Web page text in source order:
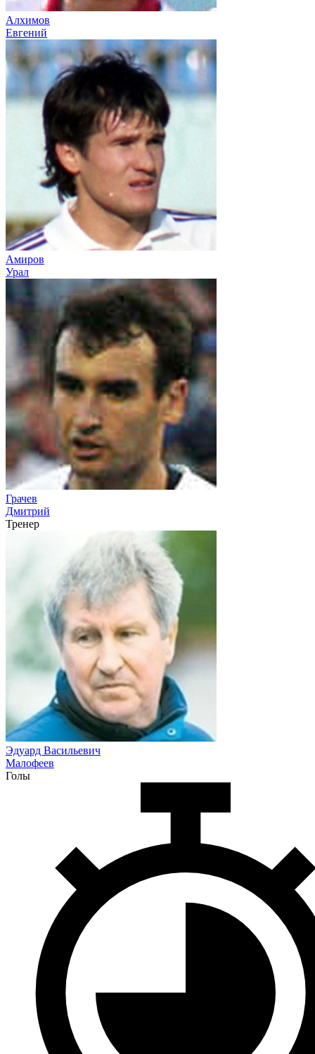
Алхимов
Евгений
Амиров
Урал
Грачев
Дмитрий
Тренер
Эдуард Васильевич
Малофеев
Голы